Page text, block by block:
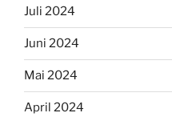
Juli 2024
Juni 2024
Mai 2024
April 2024